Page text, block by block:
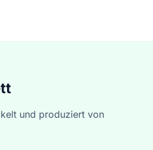
und produziert von